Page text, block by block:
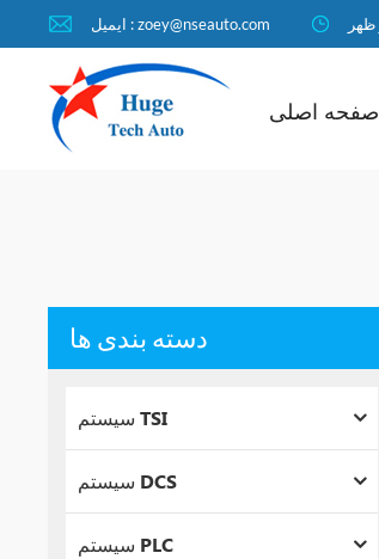
ایمیل : zoey@nseauto.com
صفحه اصلی
دسته بندی ها
سیستم TSI
سیستم DCS
سیستم PLC